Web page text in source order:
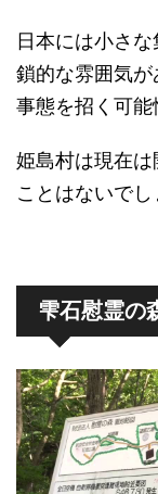
日本には小さ
鎖的な雰囲気
事態を招く可能
姫島村は現在
ことはないでし
雫石慰霊の